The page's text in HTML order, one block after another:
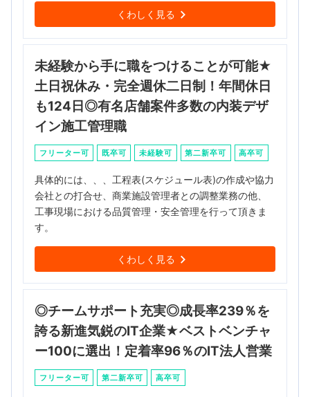
くわしく見る
未経験から手に職をつけることが可能★
土日祝休み・完全週休二日制！年間休日
も124日◎有名店舗案件多数の内装デザ
イン施工管理職
フリーター可 既卒可 未経験可 第二新卒可 高卒可
具体的には、、、工程表(スケジュール表)の作成や協力
会社との打合せ、商業施設管理者との調整業務の他、
工事現場における品質管理・安全管理を行って頂きま
す。
くわしく見る
◎チームサポート充実◎成長率239％を
誇る新進気鋭のIT企業★ベストベンチャ
ー100に選出！定着率96％のIT法人営業
フリーター可 第二新卒可 高卒可